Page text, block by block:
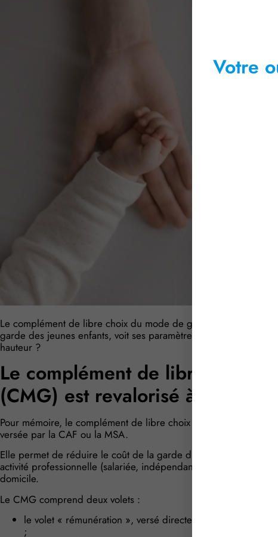
Le complément de libre choix du mode de garde (CMG), versé
garde des jeunes enfants, voit ses paramètres de calcul
hauteur ?
Le complément de libre choix
(CMG) est revalorisé à compter
Pour mémoire, le complément de libre choix du mode de
versée par la CAF ou la MSA.
Elle permet de réduire le coût de la garde d’un enfant de
activité professionnelle (salariée, indépendante, etc.) et
domicile.
Le CMG comprend deux volets :
le volet « rémunération », versé directement aux parents
;
Votre